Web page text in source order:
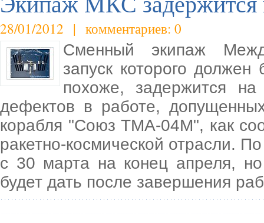
28/01/2012 | комментариев: 0
Сменный экипаж
запуск которого
похоже, задержится
дефектов в работе,
корабля "Союз ТМА-04М", как
ракетно-космической отрасли.
с 30 марта на конец апреля,
будет дать после завершения